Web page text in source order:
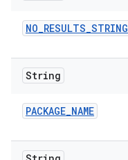
NO_RESULTS_STRING
String
PACKAGE_NAME